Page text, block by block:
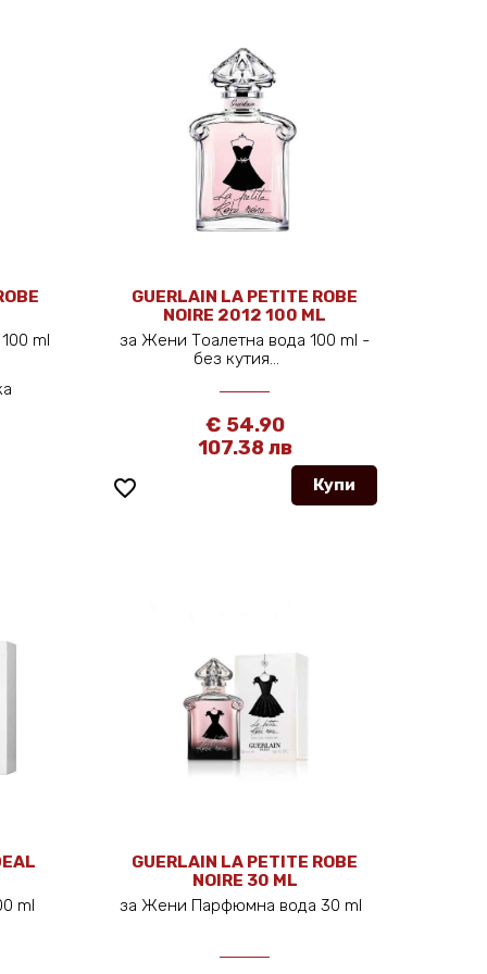
ml
favorite_border
GUERLAIN LA PETITE ROBE
NOIRE 2012 100 ML
за Жени Тоалетна вода 100 ml -
без кутия...
€ 54.90
107.38 лв
Купи
ml
GUERLAIN LA PETITE ROBE
NOIRE 30 ML
за Жени Парфюмна вода 30 ml